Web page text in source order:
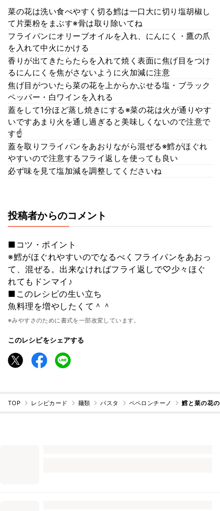
菜の花は洗い食べやすく切る鱈は一口大に切り塩胡椒し
て片栗粉をまぶす※骨は取り除いてね
フライパンにオリーブオイルを入れ、にんにく・鷹の爪
を入れて中火にかける
香りが出てきたらたらを入れて焼く表面に焦げ目をつけ
るにんにくを焦がさないように火加減に注意
焦げ目がついたら菜の花を上からかぶせる塩・ブラック
ペッパー・白ワインを入れる
蓋をして1分ほど蒸し焼きにする※菜の花は火が通りやす
いですあまり火を通し過ぎると美味しくないので注意で
す☝
蓋を取りフライパンをあおりながら混ぜる※鱈がほぐれ
やすいので注意するフライ返しを使っても良い
必ず味を見て塩加減を調整してくださいね
投稿者からのコメント
■コツ・ポイント
※鱈がほぐれやすいのでなるべくフライパンをあおっ
て、混ぜる。出来なければフライ返しで♡少々ほぐ
れてもドンマイ♪
■このレシピの生い立ち
魚料理を増やしたくて＾＾
※みやすさのために書式を一部改変しています。
このレシピをシェアする
TOP レシピカード 麺類 パスタ ペペロンチーノ 鱈と菜の花